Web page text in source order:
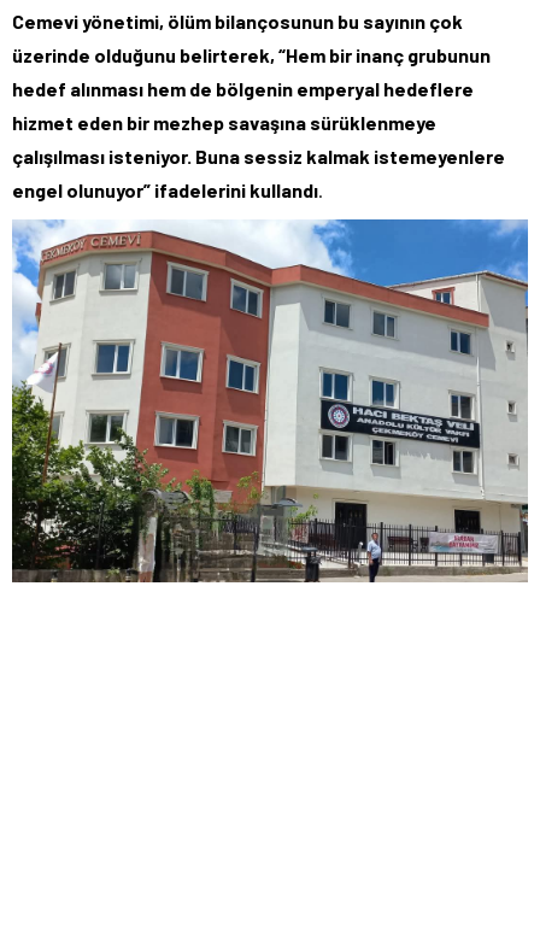
Cemevi yönetimi, ölüm bilançosunun bu sayının çok
üzerinde olduğunu belirterek, “Hem bir inanç grubunun
hedef alınması hem de bölgenin emperyal hedeflere
hizmet eden bir mezhep savaşına sürüklenmeye
çalışılması isteniyor. Buna sessiz kalmak istemeyenlere
engel olunuyor” ifadelerini kullandı